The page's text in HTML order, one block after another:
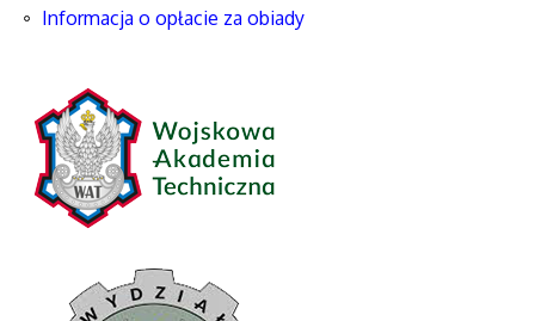
Informacja o opłacie za obiady